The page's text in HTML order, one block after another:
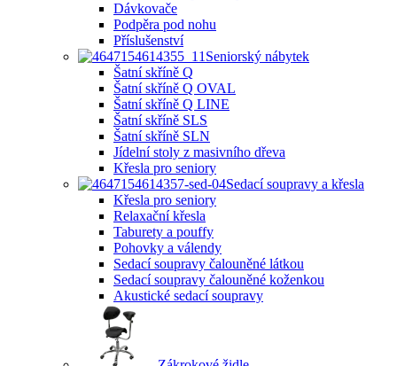
Dávkovače
Podpěra pod nohu
Příslušenství
Seniorský nábytek
Šatní skříně Q
Šatní skříně Q OVAL
Šatní skříně Q LINE
Šatní skříně SLS
Šatní skříně SLN
Jídelní stoly z masivního dřeva
Křesla pro seniory
Sedací soupravy a křesla
Křesla pro seniory
Relaxační křesla
Taburety a pouffy
Pohovky a válendy
Sedací soupravy čalouněné látkou
Sedací soupravy čalouněné koženkou
Akustické sedací soupravy